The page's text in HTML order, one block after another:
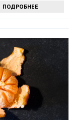
ПОДРОБНЕЕ